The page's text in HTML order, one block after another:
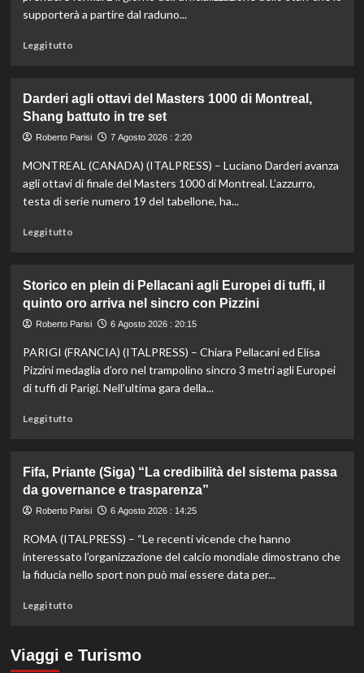
fondo,
nella
gara
maschile
supporterà a partire dal raduno...
Leggi tuttoLeggi
Nazionale,
ecco
lo
di
Mancini:
Bollini
Bonucci
tra
i
Darderi agli ottavi del Masters 1000 di Montreal,
Shang battuto in tre set
Roberto Parisi 7 Agosto 2026 : 2:20
MONTREAL (CANADA) (ITALPRESS) – Luciano Darderi avanza
agli ottavi di finale del Masters 1000 di Montreal. L’azzurro,
testa di serie numero 19 del tabellone, ha...
Leggi tuttoLeggi
Darderi
agli
ottavi
Masters
1000
di
set
Storico en plein di Pellacani agli Europei di tuffi, il
quinto oro arriva nel sincro con Pizzini
Roberto Parisi 6 Agosto 2026 : 20:15
PARIGI (FRANCIA) (ITALPRESS) – Chiara Pellacani ed Elisa
Pizzini medaglia d’oro nel trampolino sincro 3 metri agli Europei
di tuffi di Parigi. Nell’ultima gara della...
Leggi tuttoLeggi
Storico
en
plein
Pellacani
agli
Europei
oro
arriva
Fifa, Priante (Siga) “La credibilità del sistema passa
da governance e trasparenza”
Roberto Parisi 6 Agosto 2026 : 14:25
ROMA (ITALPRESS) – “Le recenti vicende che hanno
interessato l’organizzazione del calcio mondiale dimostrano che
la fiducia nello sport non può mai essere data per...
Leggi tuttoLeggi
su
Fifa,
Viaggi e Turismo